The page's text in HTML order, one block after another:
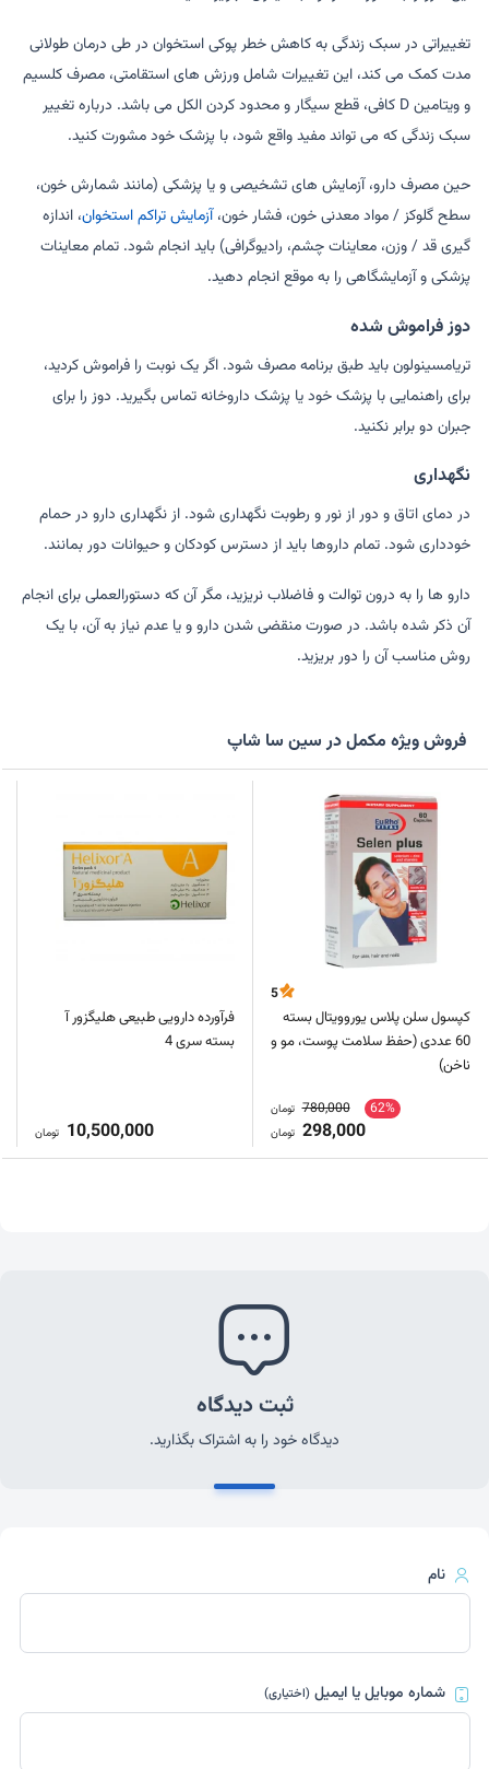
تغییراتی در سبک زندگی به کاهش خطر پوکی استخوان در طی درمان طولانی
مدت کمک می کند، این تغییرات شامل ورزش های استقامتی، مصرف کلسیم
و ویتامین D کافی، قطع سیگار و محدود کردن الکل می باشد. درباره تغییر
سبک زندگی که می تواند مفید واقع شود، با پزشک خود مشورت کنید.
حین مصرف دارو، آزمایش های تشخیصی و یا پزشکی (مانند شمارش خون،
سطح گلوکز / مواد معدنی خون، فشار خون،آزمایش تراکم استخوان، اندازه
گیری قد / وزن، معاینات چشم، رادیوگرافی) باید انجام شود. تمام معاینات
پزشکی و آزمایشگاهی را به موقع انجام دهید.
دوز فراموش شده
تریامسینولون باید طبق برنامه مصرف شود. اگر یک نوبت را فراموش کردید،
برای راهنمایی با پزشک خود یا پزشک داروخانه تماس بگیرید. دوز را برای
جبران دو برابر نکنید.
نگهداری
در دمای اتاق و دور از نور و رطوبت نگهداری شود. از نگهداری دارو در حمام
خودداری شود. تمام داروها باید از دسترس کودکان و حیوانات دور بمانند.
دارو ها را به درون توالت و فاضلاب نریزید، مگر آن که دستورالعملی برای انجام
آن ذکر شده باشد. در صورت منقضی شدن دارو و یا عدم نیاز به آن، با یک
روش مناسب آن را دور بریزید.
فروش ویژه مکمل در سین سا شاپ
5
کپسول سلن پلاس یوروویتال بسته
60 عددی (حفظ سلامت پوست، مو و
ناخن)
62%
780,000 تومان
298,000 تومان
فرآورده دارویی طبیعی هلیگزور آ
بسته سری 4
10,500,000 تومان
ثبت دیدگاه
دیدگاه خود را به اشتراک بگذارید.
نام
شماره موبایل یا ایمیل(اختیاری)